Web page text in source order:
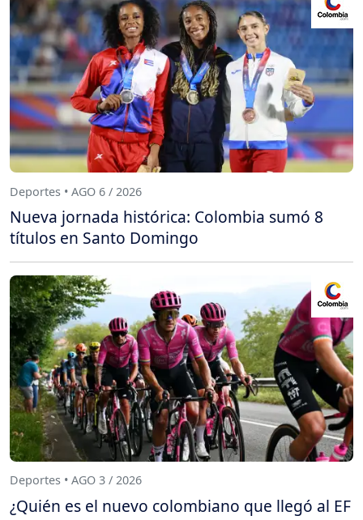
Deportes • AGO 6 / 2026
Nueva jornada histórica: Colombia sumó 8
títulos en Santo Domingo
Deportes • AGO 3 / 2026
¿Quién es el nuevo colombiano que llegó al EF